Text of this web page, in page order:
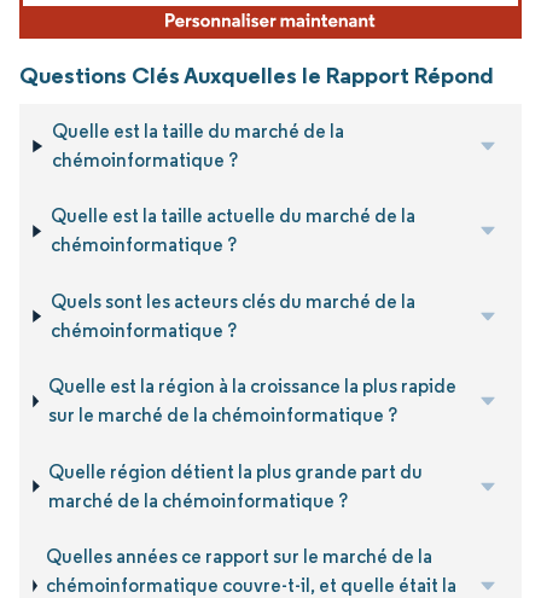
Questions Clés Auxquelles le Rapport Répond
Quelle est la taille du marché de la
chémoinformatique ?
Quelle est la taille actuelle du marché de la
chémoinformatique ?
Quels sont les acteurs clés du marché de la
chémoinformatique ?
Quelle est la région à la croissance la plus rapide
sur le marché de la chémoinformatique ?
Quelle région détient la plus grande part du
marché de la chémoinformatique ?
Quelles années ce rapport sur le marché de la
chémoinformatique couvre-t-il, et quelle était la